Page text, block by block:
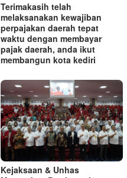
Terimakasih telah
melaksanakan kewajiban
perpajakan daerah tepat
waktu dengan membayar
pajak daerah, anda ikut
membangun kota kediri
Kejaksaan & Unhas